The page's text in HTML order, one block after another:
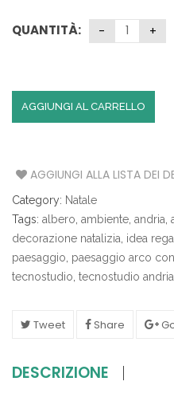
QUANTITÀ:
AGGIUNGI AL CARRELLO
AGGIUNGI ALLA LISTA DEI
Category: Natale
Tags: albero ambiente andria
decorazione natalizia idea
paesaggio paesaggio arco
tecnostudio tecnostudio andria
Tweet Share
DESCRIZIONE